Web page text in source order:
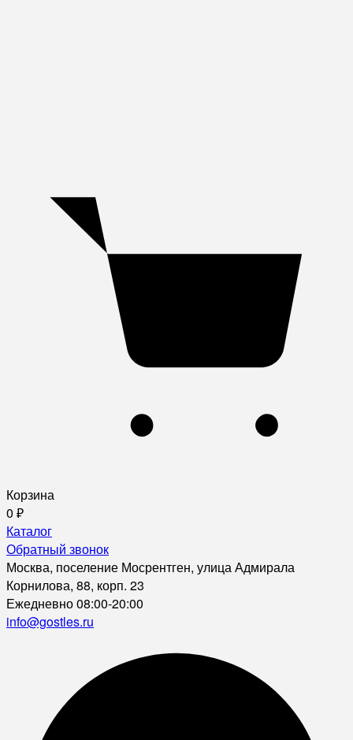
Корзина
0 ₽
Каталог
Обратный звонок
Москва, поселение Мосрентген, улица Адмирала
Корнилова, 88, корп. 23
Ежедневно 08:00-20:00
info@gostles.ru